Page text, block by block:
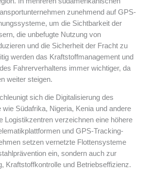
zunehmend auf GPS-
um die Sichtbarkeit der
die unbefugte Nutzung von
und die Sicherheit der Fracht zu
werden das Kraftstoffmanagement und
Fahrerverhaltens immer wichtiger, da
weiter steigen.
sich die Digitalisierung des
Südafrika, Nigeria, Kenia und andere
Logistikzentren verzeichnen eine höhere
und GPS-Tracking-
setzen vernetzte Flottensysteme
ein, sondern auch zur
Kraftstoffkontrolle und Betriebseffizienz.